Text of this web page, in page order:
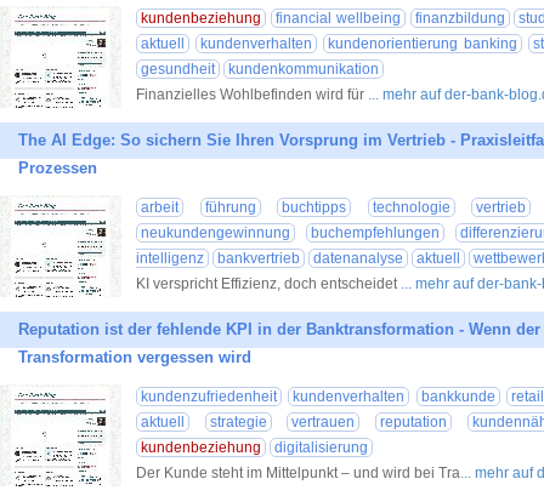
kundenbeziehung financial wellbeing finanzbildung
aktuell
kundenverhalten kundenorientierung banking
gesundheit
kundenkommunikation
Finanzielles Wohlbefinden wird für ... mehr auf der-bank-
The AI Edge: So sichern Sie Ihren Vorsprung im Vertrieb -
Prozessen
arbeit führung buchtipps technologie
vertrieb
neukundengewinnung
buchempfehlungen
intelligenz
bankvertrieb datenanalyse aktuell
KI verspricht Effizienz, doch entscheidet ... mehr auf der-
Reputation ist der fehlende KPI in der Banktransformation - Wenn
Transformation vergessen wird
kundenzufriedenheit kundenverhalten bankkunde
aktuell
strategie vertrauen reputation
kundenbeziehung
digitalisierung
Der Kunde steht im Mittelpunkt – und wird bei Tra... mehr auf